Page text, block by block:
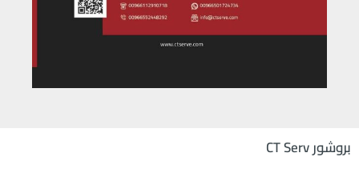
بروشور CT Serv